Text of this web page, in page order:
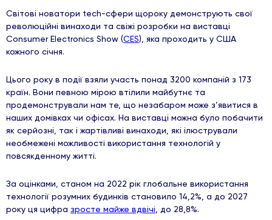
Світові новатори tech-сфери щороку демонструють свої
революційні винаходи та свіжі розробки на виставці
Consumer Electronics Show (CES), яка проходить у США
кожного січня.
Цього року в події взяли участь понад 3200 компаній з 173
країн. Вони певною мірою втілили майбутнє та
продемонстрували нам те, що незабаром може з’явитися в
наших домівках чи офісах. На виставці можна було побачити
як серйозні, так і жартівливі винаходи, які ілюстрували
необмежені можливості використання технологій у
повсякденному житті.
За оцінками, станом на 2022 рік глобальне використання
технології розумних будинків становило 14,2%, а до 2027
року ця цифра зросте майже вдвічі , до 28,8%.